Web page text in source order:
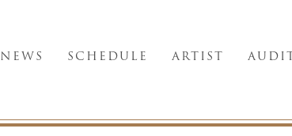
NEWS SCHEDULE ARTIST